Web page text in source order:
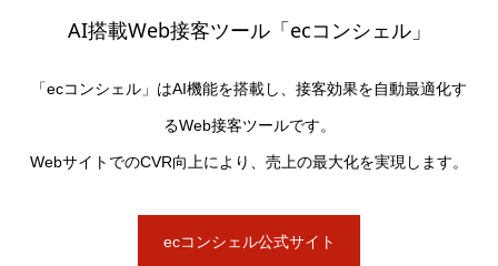
AI搭載Web接客ツール「ecコンシェル」
「ecコンシェル」はAI機能を搭載し、接客効果を自動最適化す
るWeb接客ツールです。
WebサイトでのCVR向上により、売上の最大化を実現します。
ecコンシェル公式サイト